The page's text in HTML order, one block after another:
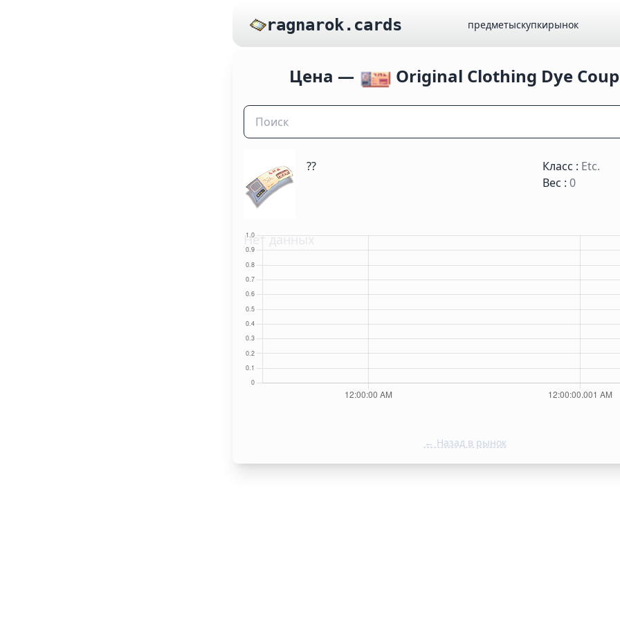
ragnarok.cards предметыскупкирынок
Цена — Original Clothing Dye
?? Класс : Etc.
Вес : 0
Нет данных
← Назад в рынок